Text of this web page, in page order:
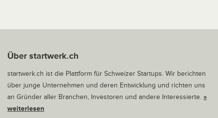
Über startwerk.ch
startwerk.ch ist die Plattform für Schweizer Startups. Wir berichten
über junge Unternehmen und deren Entwicklung und richten uns
an Gründer aller Branchen, Investoren und andere Interessierte. »
weiterlesen